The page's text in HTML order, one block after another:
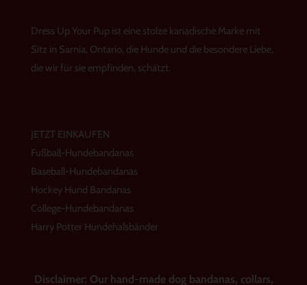
g
r
a
o
o
k
r
e
s
Dress Up Your Pup ist eine stolze kanadische Marke mit
Sitz in Sarnia, Ontario, die Hunde und die besondere Liebe,
die wir für sie empfinden, schätzt.
JETZT EINKAUFEN
Fußball-Hundebandanas
Baseball-Hundebandanas
Hockey Hund Bandanas
College-Hundebandanas
Harry Potter Hundehalsbänder
Disclaimer: Our hand-made dog bandanas, collars,